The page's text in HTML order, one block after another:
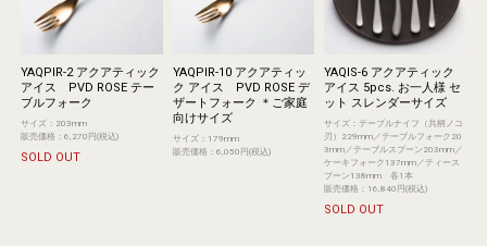
YAQPIR-2 アクアティック
アイス PVD ROSE テー
ブルフォーク
サイズ：203mm
販売価格：6,270円(税込)
SOLD OUT
YAQPIR-10 アクアティッ
ク アイス PVD ROSE デ
ザートフォーク ＊ご家庭
向けサイズ
サイズ：179mm
販売価格：6,050円(税込)
YAQIS-6 アクアティック
アイス 5pcs. お一人様 セ
ット スレンダーサイズ
サイズ：テーブルナイフ（共柄ノコ
刃）229mm／テーブルフォーク20
3mm／テーブルスプーン203mm／
ケーキフォーク137mm／ティース
プーン138mm 各1本
販売価格：16,840円(税込)
SOLD OUT